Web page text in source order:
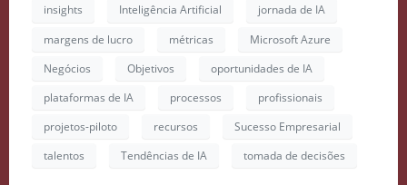
insights
Inteligência Artificial
jornada de IA
margens de lucro
métricas
Microsoft Azure
Negócios
Objetivos
oportunidades de IA
plataformas de IA
processos
profissionais
projetos-piloto
recursos
Sucesso Empresarial
talentos
Tendências de IA tomada de decisões
Crie seu Avatar com
Inteligência Artificial
Vidgenie